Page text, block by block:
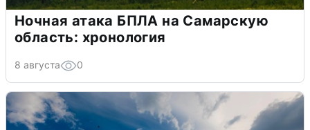
Ночная атака БПЛА на Самарскую
область: хронология
8 августа 0